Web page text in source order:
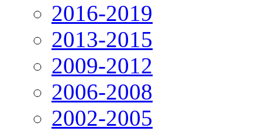
2016-2019
2013-2015
2009-2012
2006-2008
2002-2005